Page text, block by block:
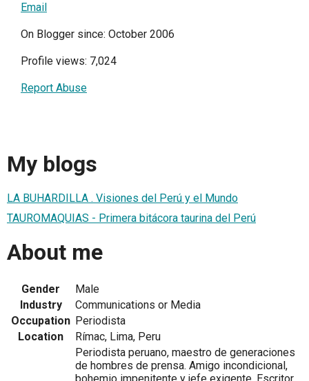
Email
On Blogger since: October 2006
Profile views: 7,024
Report Abuse
My blogs
LA BUHARDILLA . Visiones del Perú y el Mundo
TAUROMAQUIAS - Primera bitácora taurina del Perú
About me
Gender
Male
Industry
Communications or Media
Occupation Periodista
Location
Rímac, Lima, Peru
Periodista peruano, maestro de generaciones
de hombres de prensa. Amigo incondicional,